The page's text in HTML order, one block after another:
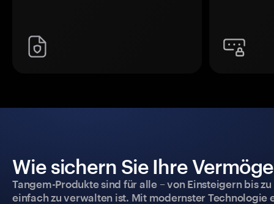
Wie sichern Sie Ihre
Tangem-Produkte sind für alle – von Einsteigern bis
einfach zu verwalten ist. Mit modernster